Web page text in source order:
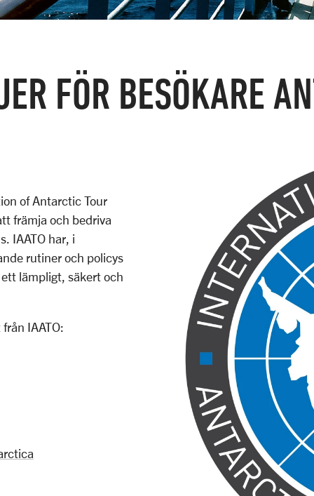
FÖR BESÖKARE
of Antarctic Tour
främja och bedriva
IAATO har, i
rutiner och policys
lämpligt, säkert och
IAATO: